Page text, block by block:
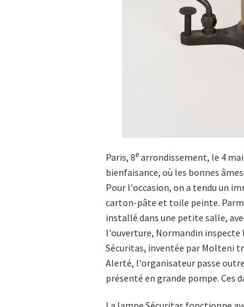
Paris, 8earrondissement, le 4
bienfaisance, où les bonnes
Pour l'occasion, on a tendu un
carton-pâte et toile peinte.
installé dans une petite salle,
l'ouverture, Normandin
Sécuritas, inventée par Molteni
Alerté, l'organisateur passe
présenté en grande pompe. Ces